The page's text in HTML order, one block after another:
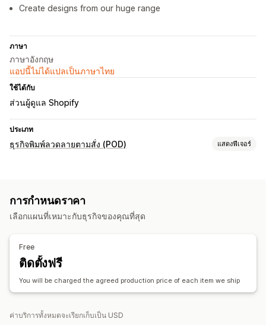
Create designs from our huge range
ภาษา
ภาษาอังกฤษ
แอปนี้ไม่ได้แปลเป็นภาษาไทย
ใช้ได้กับ
ส่วนผู้ดูแล Shopify
ประเภท
ธุรกิจพิมพ์ลวดลายตามสั่ง (POD) แสดงฟีเจอร์
การปรับแต่งให้เหมาะกับบุคคล
เป็นมิตรกับสิ่งแวดล้อม
ตัวเลือกการจัดส่ง
การจัดส่งแบบ Eco อัปเดตแบบเรียลไทม์ การติดตามคำสั่งซื้อ
การกำหนดราคา
เลือกแผนที่เหมาะกับธุรกิจของคุณที่สุด
Free
ติดตั้งฟรี
You will be charged the agreed production price of each item we ship
ค่าบริการทั้งหมดจะเรียกเก็บเป็น USD